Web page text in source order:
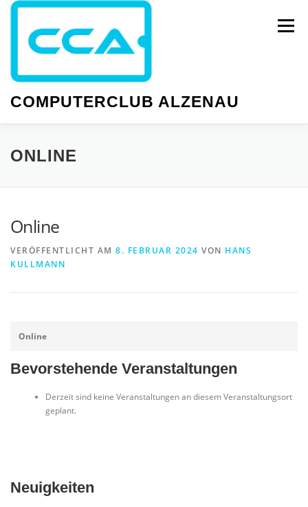
Zum
springen
COMPUTERCLUB ALZENAU
Menü
NEWS PC-KURSE
ONLINE
Online
VERÖFFENTLICHT AM 8. FEBRUAR 2024 VON HANS
KULLMANN
Online
Bevorstehende Veranstaltungen
Derzeit sind keine Veranstaltungen an diesem Veranstaltungsort
geplant.
Neuigkeiten